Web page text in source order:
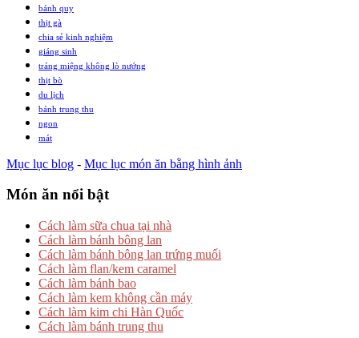
bánh quy
thịt gà
chia sẻ kinh nghiệm
giáng sinh
tráng miệng không lò nướng
thịt bò
du lịch
bánh trung thu
ngon
mát
Mục lục blog - Mục lục món ăn bằng hình ảnh
Món ăn nổi bật
Cách làm sữa chua tại nhà
Cách làm bánh bông lan
Cách làm bánh bông lan trứng muối
Cách làm flan/kem caramel
Cách làm bánh bao
Cách làm kem không cần máy
Cách làm kim chi Hàn Quốc
Cách làm bánh trung thu